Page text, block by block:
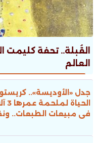
القُبلة.. تحفة كليمت
العالم
جدل «الأوديسة»..
فى مبيعات الطبعات..